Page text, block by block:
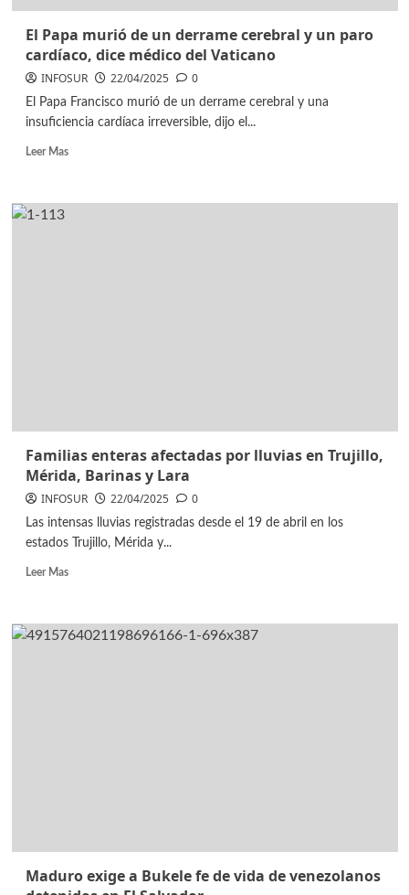
El Papa murió de un derrame cerebral y un paro
cardíaco, dice médico del Vaticano
INFOSUR 22/04/2025 0
El Papa Francisco murió de un derrame cerebral y una
insuficiencia cardíaca irreversible, dijo el...
Leer Mas
Familias enteras afectadas por lluvias en Trujillo,
Mérida, Barinas y Lara
INFOSUR 22/04/2025 0
Las intensas lluvias registradas desde el 19 de abril en los
estados Trujillo, Mérida y...
Leer Mas
Maduro exige a Bukele fe de vida de venezolanos